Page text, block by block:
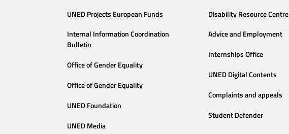
UNED Projects European Funds
Internal Information Coordination
Bulletin
Office of Gender Equality
Office of Gender Equality
UNED Foundation
UNED Media
Disability Resource Centre
Advice and Employment
Internships Office
UNED Digital Contents
Complaints and appeals
Student Defender